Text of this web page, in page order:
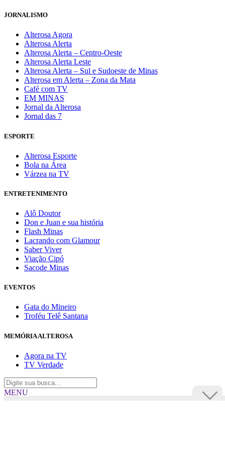
JORNALISMO
Alterosa Agora
Alterosa Alerta
Alterosa Alerta – Centro-Oeste
Alterosa Alerta Leste
Alterosa Alerta – Sul e Sudoeste de Minas
Alterosa em Alerta – Zona da Mata
Café com TV
EM MINAS
Jornal da Alterosa
Jornal das 7
ESPORTE
Alterosa Esporte
Bola na Área
Várzea na TV
ENTRETENIMENTO
Alô Doutor
Don e Juan e sua história
Flash Minas
Lacrando com Glamour
Saber Viver
Viação Cipó
Sacode Minas
EVENTOS
Gata do Mineiro
Troféu Telê Santana
MEMÓRIA ALTEROSA
Agora na TV
TV Verdade
MENU